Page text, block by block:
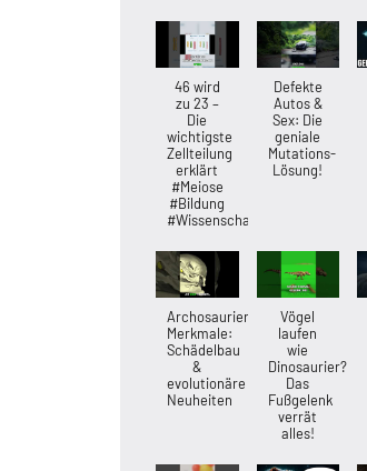
46 wird
zu 23 –
Die
wichtigste
Zellteilung
erklärt
#Meiose
#Bildung
#Wissenschaft
Defekte
Autos &
Sex: Die
geniale
Mutations-
Lösung!
Archosaurier-
Merkmale:
Schädelbau
&
evolutionäre
Neuheiten
Vögel
laufen
wie
Dinosaurier?
Das
Fußgelenk
verrät
alles!